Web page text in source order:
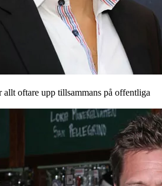
oftare upp tillsammans på offentliga